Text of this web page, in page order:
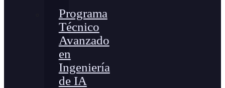
Programa
Técnico
Avanzado
en
Ingeniería
de IA